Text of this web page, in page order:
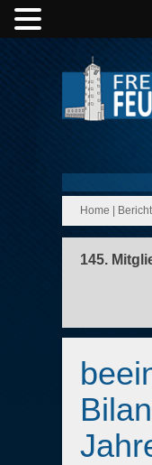
Home
145.